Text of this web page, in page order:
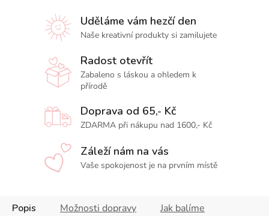
Uděláme vám hezčí den
Naše kreativní produkty si zamilujete
Radost otevřít
Zabaleno s láskou a ohledem k
přírodě
Doprava od 65,- Kč
ZDARMA při nákupu nad 1600,- Kč
Záleží nám na vás
Vaše spokojenost je na prvním místě
Popis Možnosti dopravy
Jak balíme